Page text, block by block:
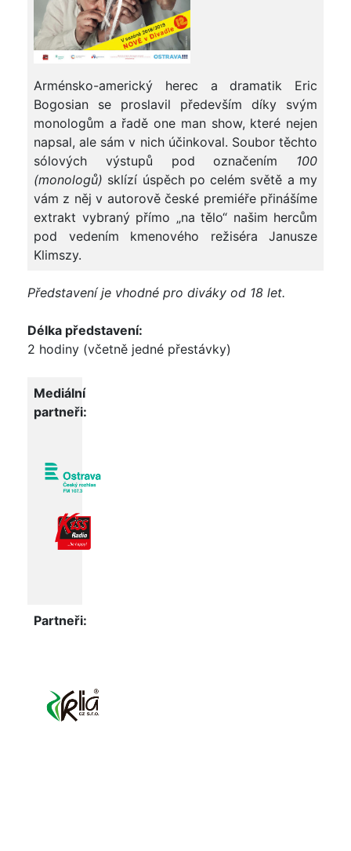
Arménsko-americký herec a dramatik Eric
Bogosian se proslavil především díky svým
monologům a řadě one man show, které nejen
napsal, ale sám v nich účinkoval. Soubor těchto
sólových výstupů pod označením 100
(monologů) sklízí úspěch po celém světě a my
vám z něj v autorově české premiéře přinášíme
extrakt vybraný přímo „na tělo“ našim hercům
pod vedením kmenového režiséra Janusze
Klimszy.
Představení je vhodné pro diváky od 18 let.
Délka představení:
2 hodiny (včetně jedné přestávky)
Mediální
partneři:
Partneři: